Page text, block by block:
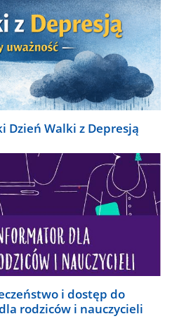
Dzień Walki z Depresją
i dostęp do
rodziców i nauczycieli